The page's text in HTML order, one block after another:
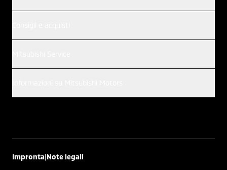
Impronta|Note legali